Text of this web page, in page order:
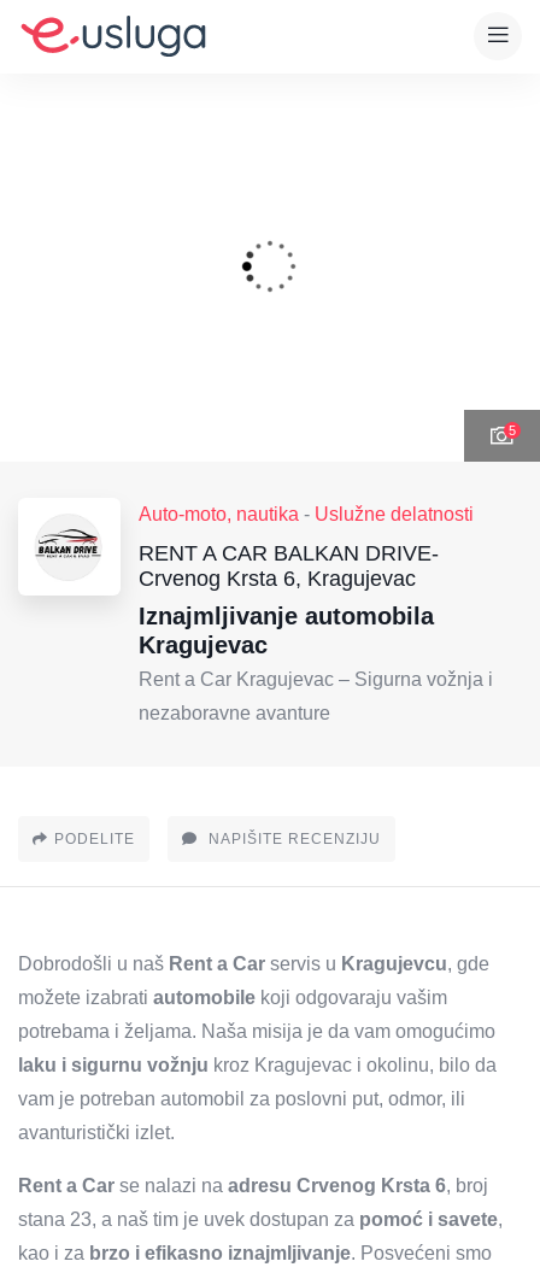
5
Auto-moto, nautika - Uslužne delatnosti
RENT A CAR BALKAN DRIVE-
Crvenog Krsta 6, Kragujevac
Iznajmljivanje automobila
Kragujevac
Rent a Car Kragujevac – Sigurna vožnja i
nezaboravne avanture
PODELITE NAPIŠITE RECENZIJU
Dobrodošli u naš Rent a Car servis u Kragujevcu, gde
možete izabrati automobile koji odgovaraju vašim
potrebama i željama. Naša misija je da vam omogućimo
laku i sigurnu vožnju kroz Kragujevac i okolinu, bilo da
vam je potreban automobil za poslovni put, odmor, ili
avanturistički izlet.
Rent a Car se nalazi na adresu Crvenog Krsta 6, broj
stana 23, a naš tim je uvek dostupan za pomoć i savete,
kao i za brzo i efikasno iznajmljivanje. Posvećeni smo